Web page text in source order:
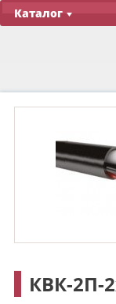
Каталог
КВК-2П-